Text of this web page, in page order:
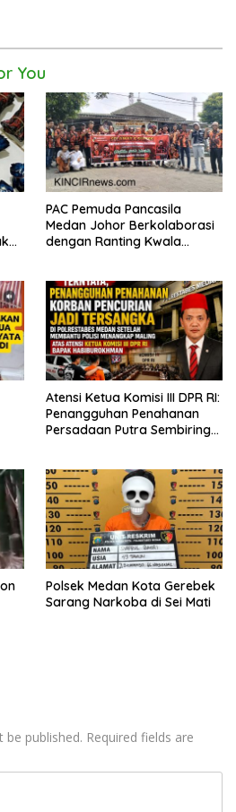
You
PAC Pemuda Pancasila
Medan Johor Berkolaborasi
dengan Ranting Kwala
Jemaah dan Pengguna Jalan
Atensi Ketua Komisi III DPR RI:
Penangguhan Penahanan
Persadaan Putra Sembiring
Polsek Medan Kota Gerebek
Sarang Narkoba di Sei Mati
be published. Required fields are